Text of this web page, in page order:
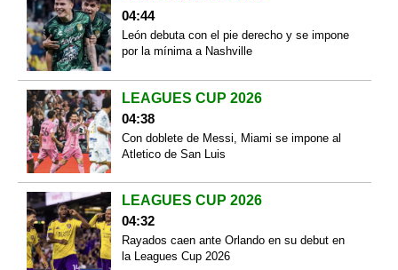
04:44
León debuta con el pie derecho y se impone
por la mínima a Nashville
LEAGUES CUP 2026
04:38
Con doblete de Messi, Miami se impone al
Atletico de San Luis
LEAGUES CUP 2026
04:32
Rayados caen ante Orlando en su debut en
la Leagues Cup 2026